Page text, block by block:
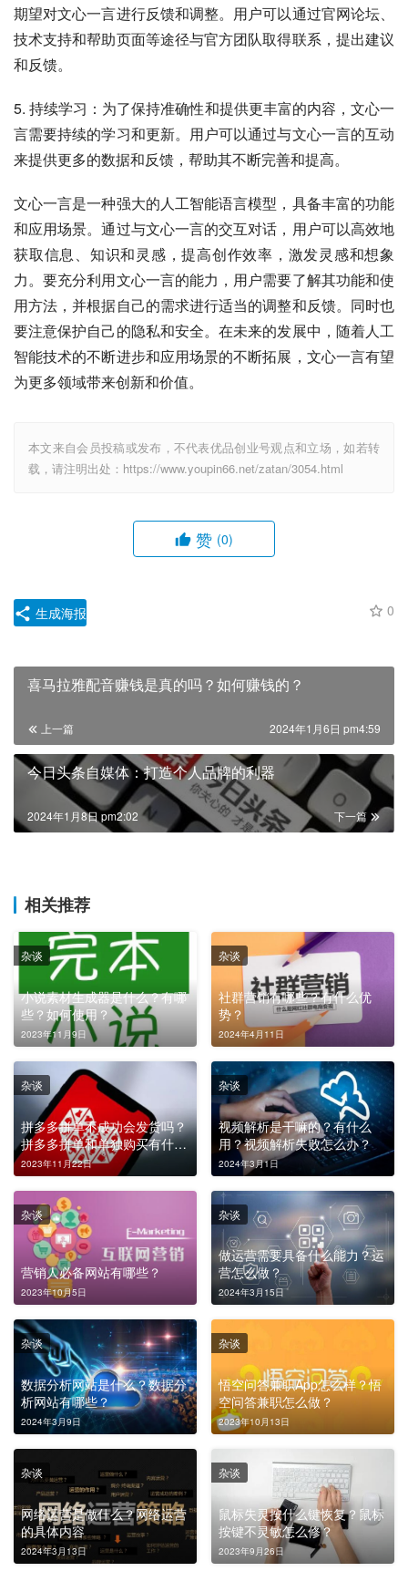
期望对文心一言进行反馈和调整。用户可以通过官网论坛、
技术支持和帮助页面等途径与官方团队取得联系，提出建议
和反馈。
5. 持续学习：为了保持准确性和提供更丰富的内容，文心一
言需要持续的学习和更新。用户可以通过与文心一言的互动
来提供更多的数据和反馈，帮助其不断完善和提高。
文心一言是一种强大的人工智能语言模型，具备丰富的功能
和应用场景。通过与文心一言的交互对话，用户可以高效地
获取信息、知识和灵感，提高创作效率，激发灵感和想象
力。要充分利用文心一言的能力，用户需要了解其功能和使
用方法，并根据自己的需求进行适当的调整和反馈。同时也
要注意保护自己的隐私和安全。在未来的发展中，随着人工
智能技术的不断进步和应用场景的不断拓展，文心一言有望
为更多领域带来创新和价值。
本文来自会员投稿或发布，不代表优品创业号观点和立场，如若转
载，请注明出处：https://www.youpin66.net/zatan/3054.html
赞 (0)
0
生成海报
喜马拉雅配音赚钱是真的吗？如何赚钱的？
上一篇 2024年1月6日 pm4:59
今日头条自媒体：打造个人品牌的利器
下一篇
2024年1月8日 pm2:02
相关推荐
小说素材生成器是什么？有哪
些？如何使用？
2023年11月9日
杂谈
社群营销有哪些？有什么优
势？
2024年4月11日
杂谈
拼多多拼单不成功会发货吗？
拼多多拼单和单独购买有什么
区别？
2023年11月22日
杂谈
视频解析是干嘛的？有什么
用？视频解析失败怎么办？
2024年3月1日
杂谈
营销人必备网站有哪些？
2023年10月5日
杂谈
做运营需要具备什么能力？运
营怎么做？
2024年3月15日
杂谈
数据分析网站是什么？数据分
析网站有哪些？
2024年3月9日
杂谈
悟空问答兼职App怎么样？悟
空问答兼职怎么做？
2023年10月13日
杂谈
网络运营是做什么？网络运营
的具体内容
2024年3月13日
杂谈
鼠标失灵按什么键恢复？鼠标
按键不灵敏怎么修？
2023年9月26日
杂谈